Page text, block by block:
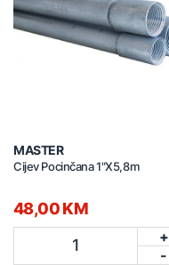
MASTER
Cijev Pocinčana 1"X5,8m
48,00 KM
1
+
-